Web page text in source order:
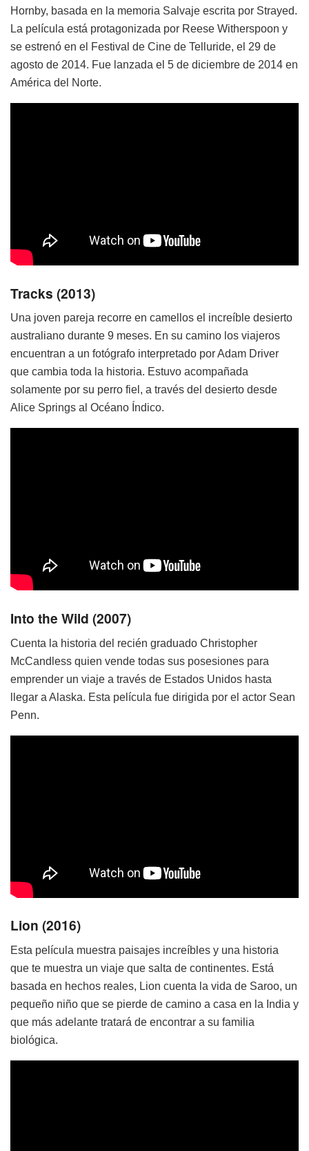
Hornby, basada en la memoria Salvaje escrita por Strayed.
La película está protagonizada por Reese Witherspoon y
se estrenó en el Festival de Cine de Telluride, el 29 de
agosto de 2014. Fue lanzada el 5 de diciembre de 2014 en
América del Norte.
Tracks (2013)
Una joven pareja recorre en camellos el increíble desierto
australiano durante 9 meses. En su camino los viajeros
encuentran a un fotógrafo interpretado por Adam Driver
que cambia toda la historia. Estuvo acompañada
solamente por su perro fiel, a través del desierto desde
Alice Springs al Océano Índico.
Into the Wild (2007)
Cuenta la historia del recién graduado Christopher
McCandless quien vende todas sus posesiones para
emprender un viaje a través de Estados Unidos hasta
llegar a Alaska. Esta película fue dirigida por el actor Sean
Penn.
Lion (2016)
Esta película muestra paisajes increíbles y una historia
que te muestra un viaje que salta de continentes. Está
basada en hechos reales, Lion cuenta la vida de Saroo, un
pequeño niño que se pierde de camino a casa en la India y
que más adelante tratará de encontrar a su familia
biológica.